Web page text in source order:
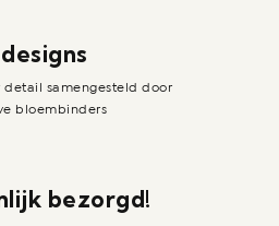
detail samengesteld door
bloembinders
bezorgd!